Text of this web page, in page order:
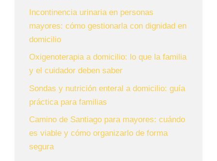
Incontinencia urinaria en personas
mayores: cómo gestionarla con dignidad en
domicilio
Oxigenoterapia a domicilio: lo que la familia
y el cuidador deben saber
Sondas y nutrición enteral a domicilio: guía
práctica para familias
Camino de Santiago para mayores: cuándo
es viable y cómo organizarlo de forma
segura